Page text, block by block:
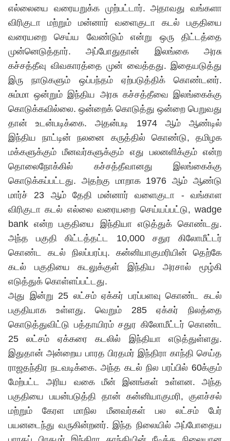
எல்லையை வரையறுக்க முற்பட்டார். அதாவது வங்களா
விரிகுடா மற்றும் மன்னார் வளைகுடா கடல் பகுதியை
வரையறை செய்ய வேண்டும் என்று ஒரு திட்டத்தை
முன்னெடுத்தார். அப்போதுதான் இலங்கை அரசு
கச்சத்தீவு விவகாரத்தை முன் வைத்தது. இதையடுத்து
இரு நாடுகளும் ஒப்பந்தம் ஏற்படுத்திக் கொண்டனர்.
சும்மா ஒன்றும் இந்திய அரசு கச்சத்தீவை இலங்கைக்கு
கொடுக்கவில்லை. ஒன்றைக் கொடுத்து ஒன்றை பெறுவது
தான் உடன்படிக்கை. அதன்படி 1974 ஆம் ஆண்டில்
இந்திய நாட்டின் நலனை கருத்தில் கொண்டு, தமிழக
மக்களுக்கும் மீனவர்களுக்கும் எது பலனளிக்கும் என்ற
தொலைநோக்கில் கச்சத்தீவானது இலங்கைக்கு
கொடுக்கப்பட்டது. அதற்கு மாறாக 1976 ஆம் ஆண்டு
மார்ச் 23 ஆம் தேதி மன்னார் வளைகுடா - வங்காள
விரிகுடா கடல் எல்லை வரையறை செய்யப்பட்டு, wadge
bank என்ற பகுதியை இந்தியா எடுத்துக் கொண்டது.
அந்த பகுதி கிட்டத்தட்ட 10,000 சதுர கிலோமீட்டர்
கொண்ட கடல் நிலப்பரப்பு. கன்னியாகுமரியின் தெற்கே
கடல் பகுதியை கடலுக்குள் இந்திய அரசால் மூழ்கி
எடுத்துக் கொள்ளப்பட்டது.
அது இன்று 25 லட்சம் ஏக்கர் பரப்பளவு கொண்ட கடல்
பகுதியாக உள்ளது. வெறும் 285 ஏக்கர் நிலத்தை
கொடுத்துவிட்டு பத்தாயிரம் சதுர கிலோமீட்டர் கொண்ட
25 லட்சம் ஏக்கரை கடலில் இந்தியா எடுத்துள்ளது.
இதுதான் அன்றைய பாரத பிரதமர் இந்திரா காந்தி செய்த
ராஜதந்திர நடவடிக்கை. அந்த கடல் நில பரப்பில் 60க்கும்
மேற்பட்ட அரிய வகை மீன் இனங்கள் உள்ளன. அந்த
பகுதியை பயன்படுத்தி தான் கன்னியாகுமரி, குளச்சல்
மற்றும் கேரள மாநில மீனவர்கள் பல லட்சம் பேர்
பயனடைந்து வருகின்றனர். இந்த நிலையில் அப்போதைய